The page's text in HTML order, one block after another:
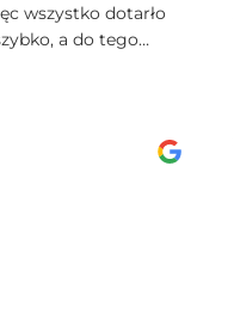
wszystko dotarło
a do tego